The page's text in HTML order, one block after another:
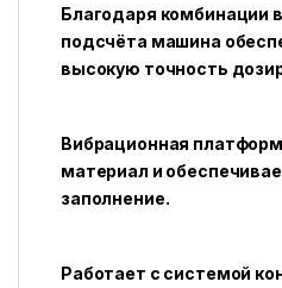
Благодаря комбинации
подсчёта машина
высокую точность
Вибрационная
материал и
заполнение.
Работает с системой